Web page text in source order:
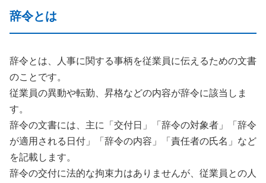
辞令とは
辞令とは、人事に関する事柄を従業員に伝えるための文書
のことです。
従業員の異動や転勤、昇格などの内容が辞令に該当しま
す。
辞令の文書には、主に「交付日」「辞令の対象者」「辞令
が適用される日付」「辞令の内容」「責任者の氏名」など
を記載します。
辞令の交付に法的な拘束力はありませんが、従業員との人